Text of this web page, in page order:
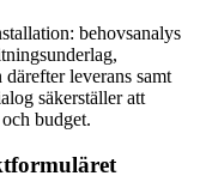
behovsanalys
leverans samt
säkerställer att
budget.